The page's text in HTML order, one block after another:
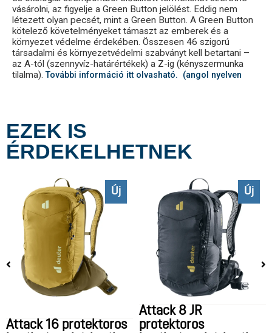
vásárolni, az figyelje a Green Button jelölést. Eddig nem
létezett olyan pecsét, mint a Green Button. A Green Button
kötelező követelményeket támaszt az emberek és a
környezet védelme érdekében. Összesen 46 szigorú
társadalmi és környezetvédelmi szabványt kell betartani –
az A-tól (szennyvíz-határértékek) a Z-ig (kényszermunka
tilalma).További információ itt olvasható. (angol nyelven
EZEK IS
ÉRDEKELHETNEK
Új
Attack 16 protektoros
Új
Attack 8 JR
protektoros